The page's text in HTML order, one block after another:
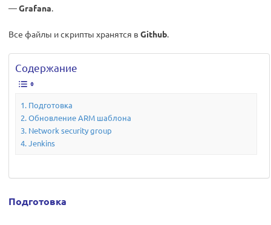
—Grafana.
Все файлы и скрипты хранятся в Github.
Содержание
Подготовка
Обновление ARM шаблона
Network security group
Jenkins
Подготовка